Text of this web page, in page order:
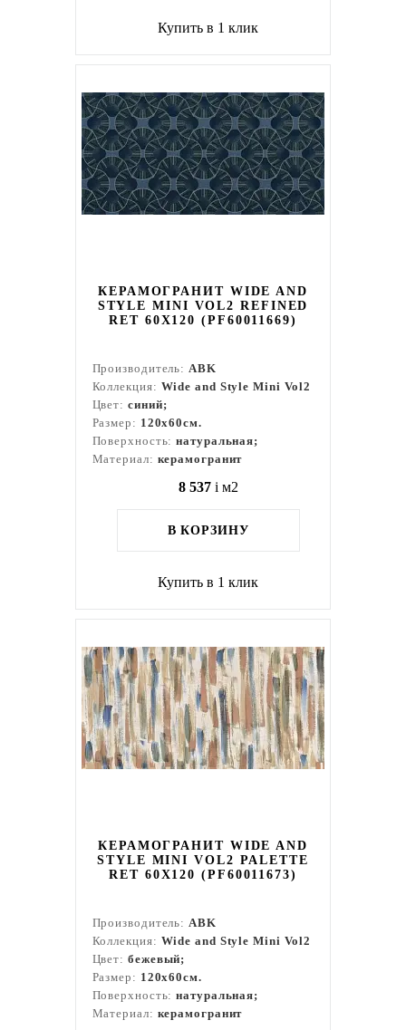
Купить в 1 клик
КЕРАМОГРАНИТ WIDE AND
STYLE MINI VOL2 REFINED
RET 60Х120 (PF60011669)
Производитель:ABK
Коллекция: Wide and Style Mini Vol2
Цвет: синий;
Размер: 120x60см.
Поверхность:натуральная;
Материал: керамогранит
8 537 i м2
В КОРЗИНУ
Купить в 1 клик
КЕРАМОГРАНИТ WIDE AND
STYLE MINI VOL2 PALETTE
RET 60Х120 (PF60011673)
Производитель:ABK
Коллекция: Wide and Style Mini Vol2
Цвет: бежевый;
Размер: 120x60см.
Поверхность:натуральная;
Материал: керамогранит